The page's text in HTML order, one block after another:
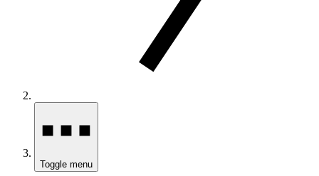
Toggle menu